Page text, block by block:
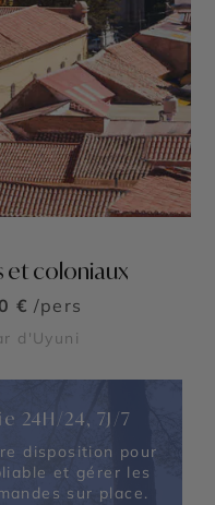
et coloniaux
€ /pers
d'Uyuni
24H/24, 7J/7
disposition pour
et gérer les
sur place.